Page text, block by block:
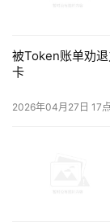
被Token账单劝
卡
2026年04月27日 17